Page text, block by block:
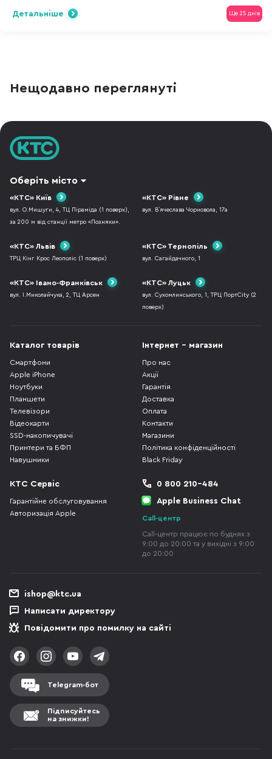
Ще 25 днів
Детальніше
Нещодавно переглянуті
Оберіть місто
«КТС» Київ
вул. О.Мишуги, 4, ТЦ Піраміда (1 поверх),
за 200 м від станції метро «Позняки».
«КТС» Рівне
вул. В`ячеслава Чорновола, 17а
«КТС» Львів
ТРЦ Кінг Крос Леополіс (1 поверх)
«КТС» Тернопіль
вул. Сагайдачного, 1
«КТС» Івано-Франківськ
вул. І.Миколайчука, 2, ТЦ Арсен
«КТС» Луцьк
вул. Сухомлинського, 1, ТРЦ ПортCity (2
поверх)
Каталог товарів
Смартфони
Apple iPhone
Ноутбуки
Планшети
Телевізори
Відеокарти
SSD-накопичувачі
Принтери та БФП
Навушники
Інтернет - магазин
Про нас
Акції
Гарантія
Доставка
Оплата
Контакти
Магазини
Політика конфіденційності
Black Friday
КТС Сервіс
Гарантійне обслуговування
Авторизація Apple
0 800 210-484
Apple Business Chat
Call-центр
Call-центр працює по буднях з
9:00 до 20:00 та у вихідні з 9:00
до 20:00
ishop@ktc.ua
Написати директору
Повідомити про помилку на сайті
Telegram-бот
Підписуйтесь
на знижки!